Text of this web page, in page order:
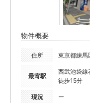
物件概要
住所 東京都練
最寄駅
西武池袋線
徒歩15分
現況 ー